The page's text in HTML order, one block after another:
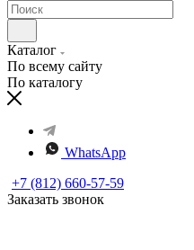
Каталог
По всему сайту
По каталогу
WhatsApp
+7 (812) 660-57-59
Заказать звонок